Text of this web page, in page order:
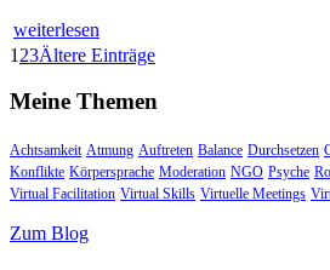
weiterlesen
1 23Ältere Einträge
Meine Themen
Achtsamkeit Atmung Auftreten Balance Durchsetzen
Konflikte Körpersprache Moderation NGO Psyche
Virtual Facilitation Virtual Skills Virtuelle Meetings
Zum Blog